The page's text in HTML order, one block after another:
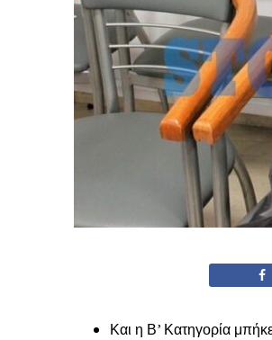
Και η Β’ Κατηγορία